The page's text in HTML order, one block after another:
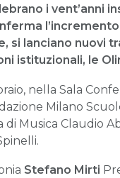
i vent’anni
si lanciano nuovi
istituzionali, le
nella Sala
Milano
di Musica Claudio
Stefano Mirti